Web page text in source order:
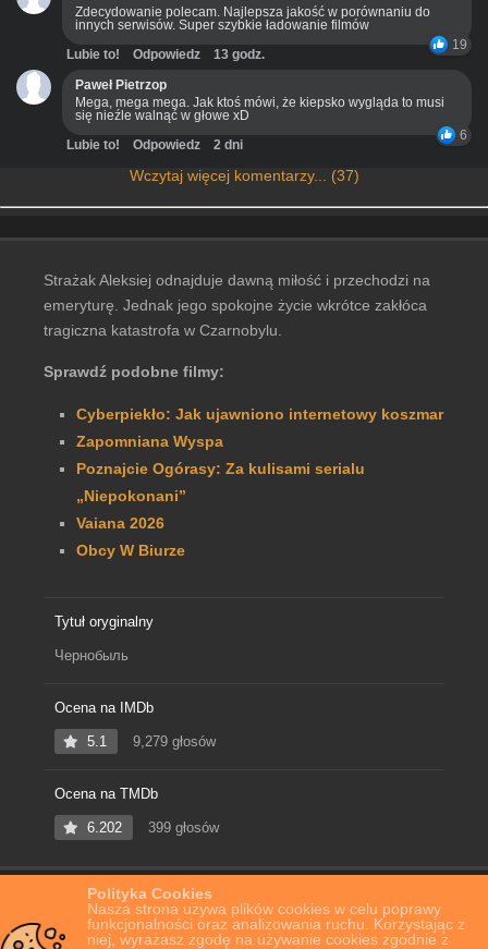
Polityka Cookies
Nasza strona używa plików cookies w celu poprawy
funkcjonalności oraz analizowania ruchu. Korzystając z
niej, wyrażasz zgodę na używanie cookies zgodnie z
Zdecydowanie polecam. Najlepsza jakość w porównaniu do
innych serwisów. Super szybkie ładowanie filmów
19
Lubie to! Odpowiedz
13 godz.
Paweł Pietrzop
Mega, mega mega. Jak ktoś mówi, że kiepsko wygląda to musi
się nieźle walnąć w głowe xD
6
Lubie to! Odpowiedz 2 dni
Wczytaj więcej komentarzy... (37)
Strażak Aleksiej odnajduje dawną miłość i przechodzi na
emeryturę. Jednak jego spokojne życie wkrótce zakłóca
tragiczna katastrofa w Czarnobylu.
Sprawdź podobne filmy:
Cyberpiekło: Jak ujawniono internetowy koszmar
Zapomniana Wyspa
Poznajcie Ogórasy: Za kulisami serialu
„Niepokonani”
Vaiana 2026
Obcy W Biurze
Tytuł oryginalny
Чернобыль
Ocena na IMDb
5.1 9,279 głosów
Ocena na TMDb
6.202 399 głosów
Film Online Czarnobyl 1986